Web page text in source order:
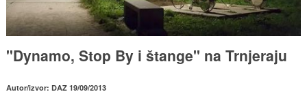
"Dynamo, Stop By i štange" na Trnjeraju
Autor/izvor: DAZ 19/09/2013